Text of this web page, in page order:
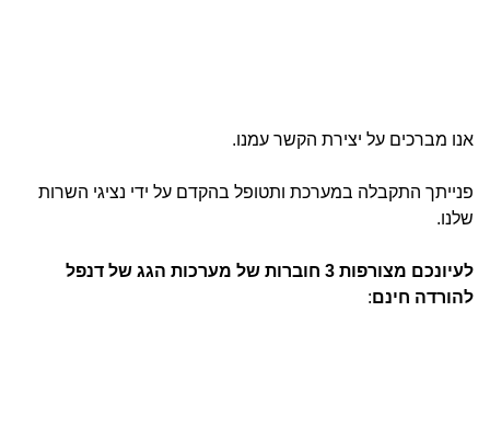
אנו מברכים על יצירת הקשר עמנו.
פנייתך התקבלה במערכת ותטופל בהקדם על ידי נציגי השרות
שלנו.
לעיונכם מצורפות 3 חוברות של מערכות הגג של דנפל
להורדה חינם: